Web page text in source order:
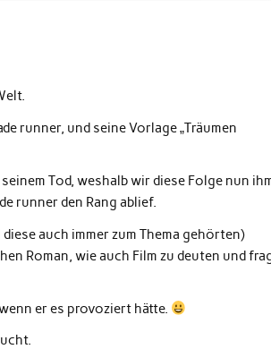
runner, und seine Vorlage „Träumen
Tod, weshalb wir diese Folge nun
runner den Rang ablief.
auch immer zum Thema gehörten)
Roman, wie auch Film zu deuten und
er es provoziert hätte.